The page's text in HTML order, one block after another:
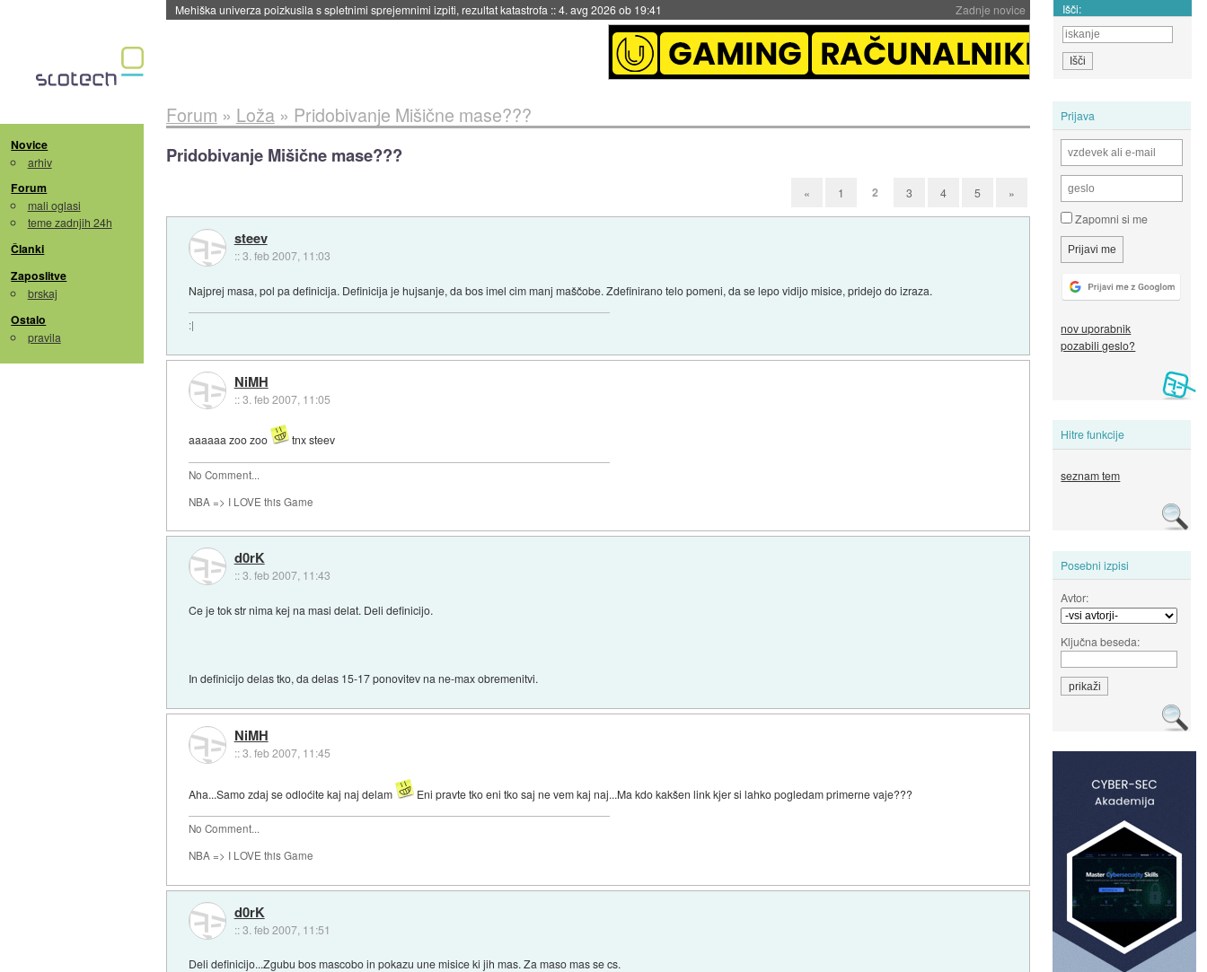
Zadnje novice
Evropska vesoljska agencija razvija svojo raketo za večkratno uporabo::4. avg 2026 ob 19:41 Išči:
Novice
arhiv
Forum
mali oglasi
teme zadnjih 24h
Članki
Zaposlitve
brskaj
Ostalo
pravila
Prijava
Zapomni si me
nov uporabnik
pozabili geslo?
Hitre funkcije
seznam tem
Posebni izpisi
Avtor:
Ključna beseda:
Forum » Loža» Pridobivanje Mišične mase???
Pridobivanje Mišične mase???
« 1 2 3 4 5 »
steev
::3. feb 2007, 11:03
Najprej masa, pol pa definicija. Definicija je hujsanje, da bos imel cim manj maščobe. Zdefinirano telo pomeni, da se lepo vidijo misice, pridejo do izraza.
:|
NiMH
::3. feb 2007, 11:05
aaaaaa zoo zoo tnx steev
No Comment...
NBA => I LOVE this Game
d0rK
::3. feb 2007, 11:43
Ce je tok str nima kej na masi delat. Deli definicijo.
In definicijo delas tko, da delas 15-17 ponovitev na ne-max obremenitvi.
NiMH
::3. feb 2007, 11:45
Aha...Samo zdaj se odloćite kaj naj delam Eni pravte tko eni tko saj ne vem kaj naj...Ma kdo kakšen link kjer si lahko pogledam primerne vaje???
No Comment...
NBA => I LOVE this Game
d0rK
::3. feb 2007, 11:51
Deli definicijo...Zgubu bos mascobo in pokazu une misice ki jih mas. Za maso mas se cs.